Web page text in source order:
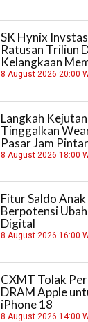
SK Hynix
Ratusan Triliun
Kelangkaan
8 August 2026 20:00
Langkah
Tinggalkan
Pasar Jam
8 August 2026 18:00
Fitur Saldo
Berpotensi
Digital
8 August 2026 16:00
CXMT Tolak
DRAM Apple
iPhone 18
8 August 2026 14:00